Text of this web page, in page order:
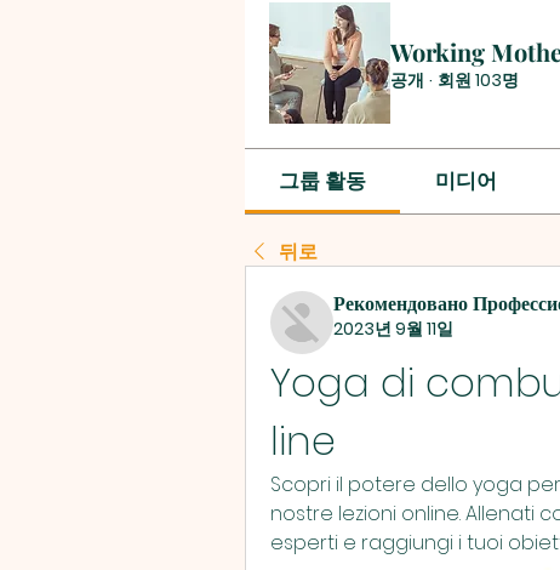
Working
공개 · 회원 103명
그룹 활동 미디어
뒤로
Рекомендовано
2023년 9월 11일
Yoga di
line
Scopri il potere dello yoga
nostre lezioni online. Allenati
esperti e raggiungi i tuoi